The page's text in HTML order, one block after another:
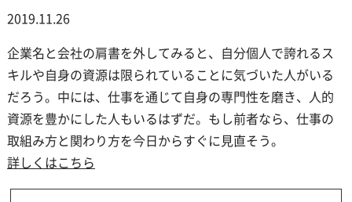
2019.11.26
企業名と会社の肩書を外してみると、自分個人で誇れるス
キルや自身の資源は限られていることに気づいた人がいる
だろう。中には、仕事を通じて自身の専門性を磨き、人的
資源を豊かにした人もいるはずだ。もし前者なら、仕事の
取組み方と関わり方を今日からすぐに見直そう。
詳しくはこちら